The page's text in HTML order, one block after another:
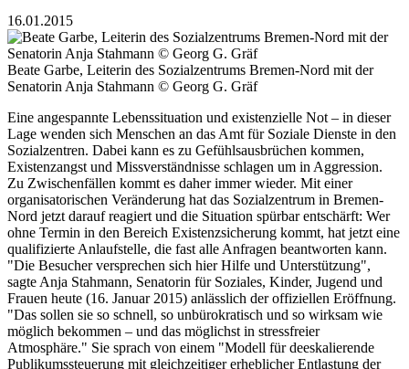
16.01.2015
Beate Garbe, Leiterin des Sozialzentrums Bremen-Nord mit der
Senatorin Anja Stahmann © Georg G. Gräf
Eine angespannte Lebenssituation und existenzielle Not – in dieser
Lage wenden sich Menschen an das Amt für Soziale Dienste in den
Sozialzentren. Dabei kann es zu Gefühlsausbrüchen kommen,
Existenzangst und Missverständnisse schlagen um in Aggression.
Zu Zwischenfällen kommt es daher immer wieder. Mit einer
organisatorischen Veränderung hat das Sozialzentrum in Bremen-
Nord jetzt darauf reagiert und die Situation spürbar entschärft: Wer
ohne Termin in den Bereich Existenzsicherung kommt, hat jetzt eine
qualifizierte Anlaufstelle, die fast alle Anfragen beantworten kann.
"Die Besucher versprechen sich hier Hilfe und Unterstützung",
sagte Anja Stahmann, Senatorin für Soziales, Kinder, Jugend und
Frauen heute (16. Januar 2015) anlässlich der offiziellen Eröffnung.
"Das sollen sie so schnell, so unbürokratisch und so wirksam wie
möglich bekommen – und das möglichst in stressfreier
Atmosphäre." Sie sprach von einem "Modell für deeskalierende
Publikumssteuerung mit gleichzeitiger erheblicher Entlastung der